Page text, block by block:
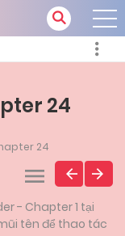
24
24
- Chapter 1 tại
tên để thao tác